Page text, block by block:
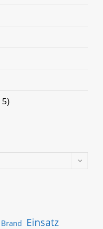
Brand Einsatz